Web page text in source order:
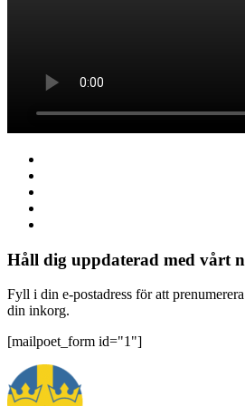
Håll dig uppdaterad med vårt
Fyll i din e-postadress för att
din inkorg.
[mailpoet_form id="1"]